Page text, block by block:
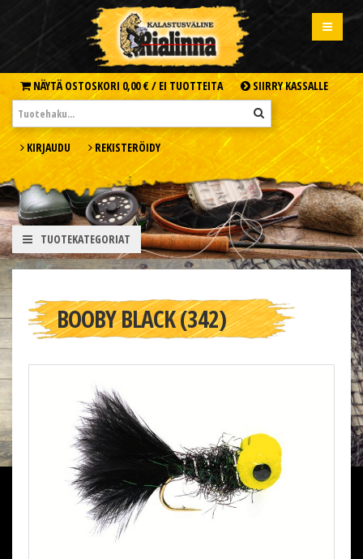
NÄYTÄ OSTOSKORI 0,00 € / EI TUOTTEITA SIIRRY KASSALLE
KIRJAUDU REKISTERÖIDY
TUOTEKATEGORIAT
BOOBY BLACK (342)